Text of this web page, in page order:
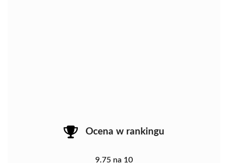
Ocena w rankingu
9.75 na 10